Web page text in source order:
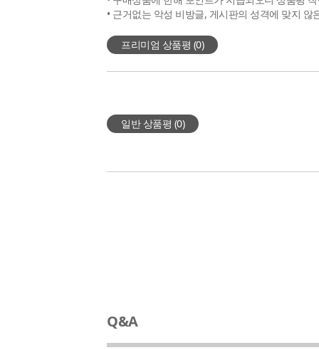
• 근거없는 악성 비방글, 게시판의 성격에 맞지
프리미엄 상품평 (0)
일반 상품평 (0)
Q&A